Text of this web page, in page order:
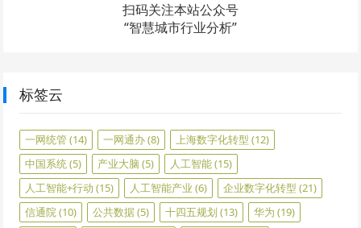
扫码关注本站公众号
“智慧城市行业分析”
标签云
一网统管(14) 一网通办(8) 上海数字化转型 (12)
中国系统(5) 产业大脑 (5) 人工智能(15)
人工智能+行动 (15) 人工智能产业 (6) 企业数字化转型 (21)
信通院(10) 公共数据(5) 十四五规划 (13) 华为 (19)